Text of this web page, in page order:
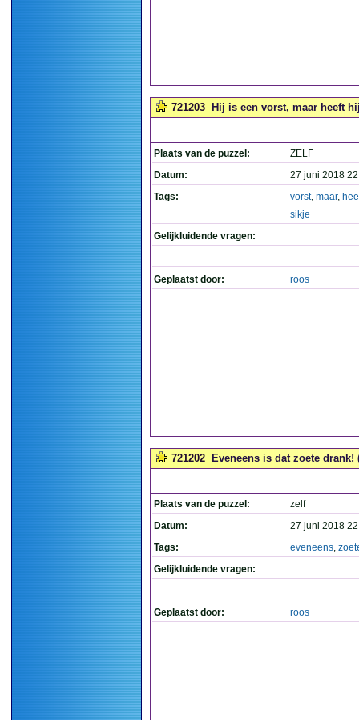
721203 Hij is een vorst, maar heeft
Plaats van de puzzel:
ZELF
Datum:
27 juni 2018
Tags:
vorst, maar,
sikje
Gelijkluidende vragen:
Geplaatst door: roos
721202 Eveneens is dat zoete drank!
Plaats van de puzzel:
zelf
Datum:
27 juni 2018
Tags:
eveneens,
Gelijkluidende vragen:
Geplaatst door: roos